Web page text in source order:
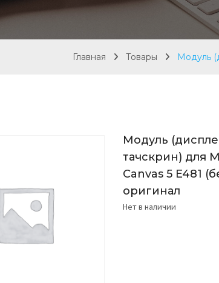
Главная Товары Модуль
Модуль
тачскрин) для
Canvas 5 E481
оригинал
Нет в наличии